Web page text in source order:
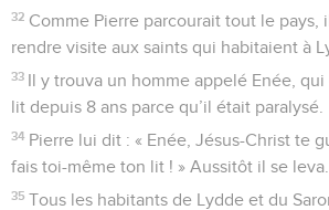
32 Comme Pierre parcourait tout le pays,
rendre visite aux saints qui habitaient à
33 Il y trouva un homme appelé Enée,
lit depuis 8 ans parce qu’il était paralysé.
34 Pierre lui dit : « Enée, Jésus-Christ te
fais toi-même ton lit ! » Aussitôt il se leva.
35 Tous les habitants de Lydde et du